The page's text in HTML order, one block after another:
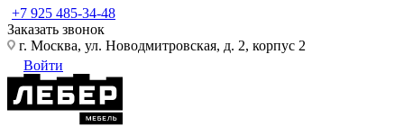
+7 925 485-34-48
Заказать звонок
г. Москва, ул. Новодмитровская, д. 2, корпус 2
Войти